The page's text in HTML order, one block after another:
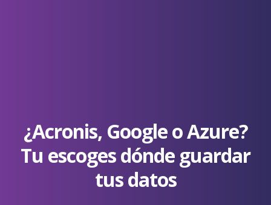
¿Acronis, Google o Azure?
Tu escoges dónde guardar
tus datos